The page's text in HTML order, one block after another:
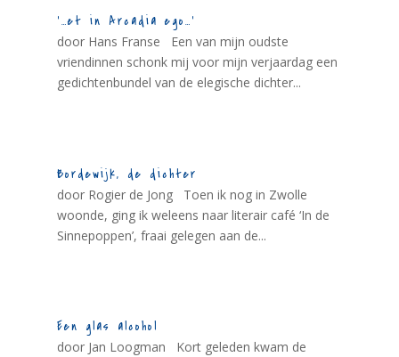
‘…et in Arcadia ego…’
door Hans Franse Een van mijn oudste
vriendinnen schonk mij voor mijn verjaardag een
gedichtenbundel van de elegische dichter...
Bordewijk, de dichter
door Rogier de Jong Toen ik nog in Zwolle
woonde, ging ik weleens naar literair café ‘In de
Sinnepoppen’, fraai gelegen aan de...
Een glas alcohol
door Jan Loogman Kort geleden kwam de